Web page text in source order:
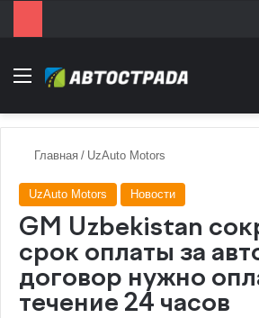
Menu
Главная / UzAuto Motors
UzAuto Motors Новости
GM Uzbekistan
срок оплаты за
договор нужно
течение 24 часов